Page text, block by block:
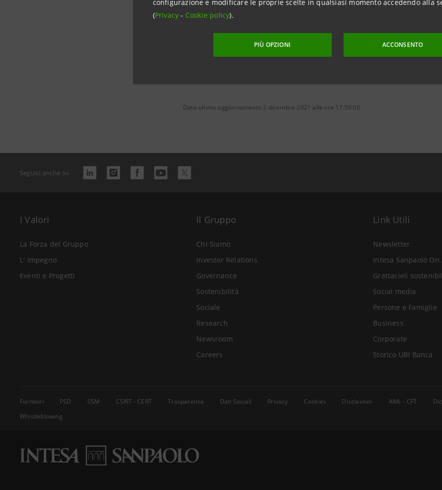
configurazione e modificare le proprie scelte in qualsiasi momento accedendo alla
(Privacy- Cookie policy).
PIÙ OPZIONI ACCONSENTO
Data ultimo aggiornamento 2 dicembre 2021 alle ore 17:59:00
Seguici anche su
I Valori
La Forza del Gruppo
L' Impegno
Eventi e Progetti
Il Gruppo
Chi Siamo
Investor Relations
Governance
Sostenibilità
Sociale
Research
Newsroom
Careers
Link Utili
Newsletter
Intesa Sanpaolo On
Grattacieli
Social media
Persone e Famiglie
Business
Corporate
Storico UBI Banca
Fornitori PSD SSM CSIRT - CERT Trasparenza Dati Sociali Privacy Cookies Disclaimer AML - CFT
Whistleblowing